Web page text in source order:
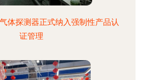
体探测器正式纳入强制性产品认
证管理